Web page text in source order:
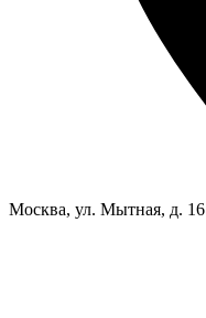
Москва, ул. Мытная, д. 16